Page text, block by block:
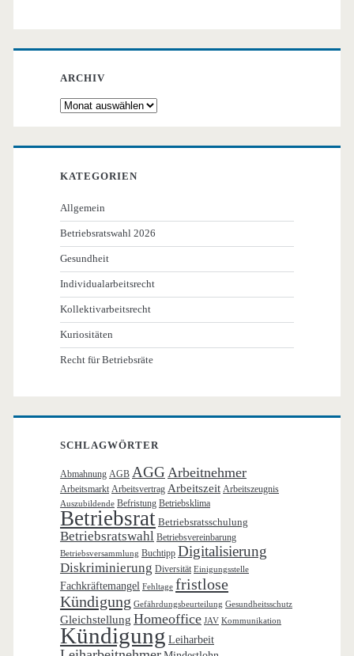
ARCHIV
Archiv
KATEGORIEN
Allgemein
Betriebsratswahl 2026
Gesundheit
Individualarbeitsrecht
Kollektivarbeitsrecht
Kuriositäten
Recht für Betriebsräte
SCHLAGWÖRTER
Abmahnung AGB AGG Arbeitnehmer
Arbeitsmarkt Arbeitsvertrag Arbeitszeit Arbeitszeugnis
Auszubildende Befristung Betriebsklima
Betriebsrat Betriebsratsschulung
Betriebsratswahl Betriebsvereinbarung
Betriebsversammlung Buchtipp Digitalisierung
Diskriminierung Diversität Einigungsstelle
Fachkräftemangel Fehltage fristlose
Kündigung Gefährdungsbeurteilung Gesundheitsschutz
Gleichstellung Homeoffice JAV Kommunikation
Kündigung Leiharbeit